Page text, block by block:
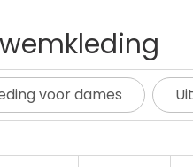
voor dames